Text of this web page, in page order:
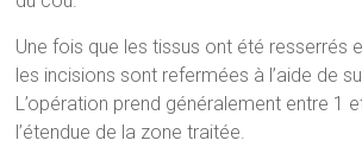
Une fois que les tissus ont été resserrés
les incisions sont refermées à l’aide de
L’opération prend généralement entre 1
l’étendue de la zone traitée.